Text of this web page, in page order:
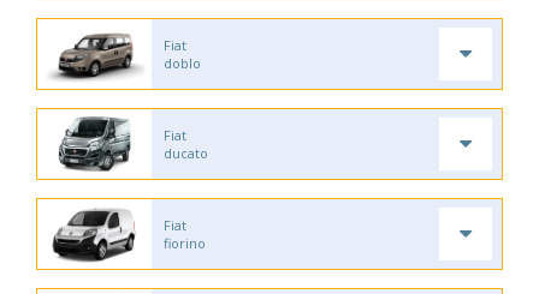
Fiat
doblo
Fiat
ducato
Fiat
fiorino